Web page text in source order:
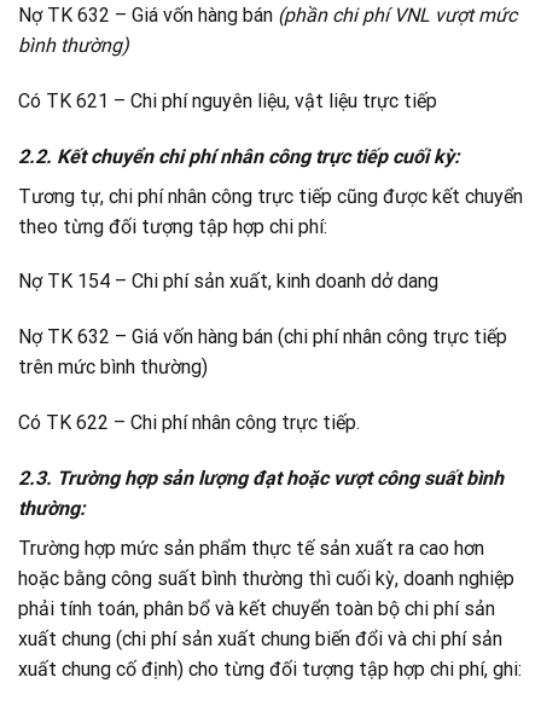
Nợ TK 632 – Giá vốn hàng bán (phần chi phí VNL vượt mức
bình thường)
Có TK 621 – Chi phí nguyên liệu, vật liệu trực tiếp
2.2. Kết chuyển chi phí nhân công trực tiếp cuối kỳ:
Tương tự, chi phí nhân công trực tiếp cũng được kết chuyển
theo từng đối tượng tập hợp chi phí:
Nợ TK 154 – Chi phí sản xuất, kinh doanh dở dang
Nợ TK 632 – Giá vốn hàng bán (chi phí nhân công trực tiếp
trên mức bình thường)
Có TK 622 – Chi phí nhân công trực tiếp.
2.3. Trường hợp sản lượng đạt hoặc vượt công suất bình
thường:
Trường hợp mức sản phẩm thực tế sản xuất ra cao hơn
hoặc bằng công suất bình thường thì cuối kỳ, doanh nghiệp
phải tính toán, phân bổ và kết chuyển toàn bộ chi phí sản
xuất chung (chi phí sản xuất chung biến đổi và chi phí sản
xuất chung cố định) cho từng đối tượng tập hợp chi phí, ghi: